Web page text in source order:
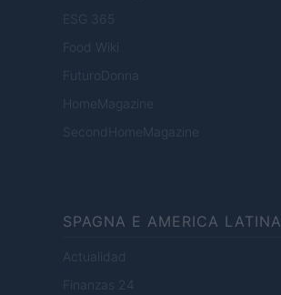
ESG 365
Food Wiki
FuturoDonna
HomeMagazine
SecondHomeMagazine
SPAGNA E AMERICA LATINA
Actualidad
Finanzas 24